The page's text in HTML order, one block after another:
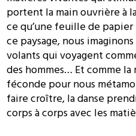
portent la main ouvrière à
ce qu’une feuille de
ce paysage, nous
volants qui voyagent
des hommes… Et comme
féconde pour nous
faire croître, la danse
corps à corps avec les